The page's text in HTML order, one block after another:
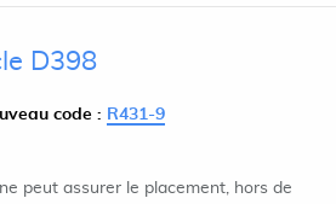
D398
code : R431-9
peut assurer le placement, hors de